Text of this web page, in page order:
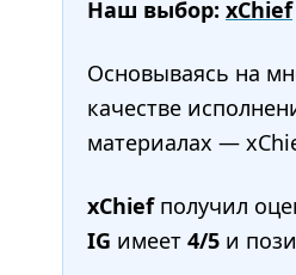
Наш выбор: xChief
Основываясь на
качестве
материалах —
xChiefполучил
IG имеет 4/5 и